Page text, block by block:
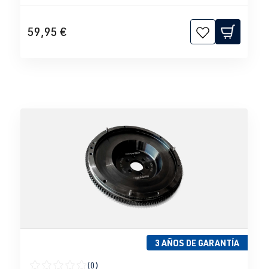
59,95 €
3 AÑOS DE GARANTÍA
(0)